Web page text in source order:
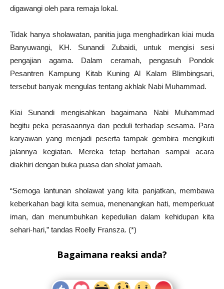
digawangi oleh para remaja lokal.
Tidak hanya sholawatan, panitia juga menghadirkan kiai muda
Banyuwangi, KH. Sunandi Zubaidi, untuk mengisi sesi
pengajian agama. Dalam ceramah, pengasuh Pondok
Pesantren Kampung Kitab Kuning Al Kalam Blimbingsari,
tersebut banyak mengulas tentang akhlak Nabi Muhammad.
Kiai Sunandi mengisahkan bagaimana Nabi Muhammad
begitu peka perasaannya dan peduli terhadap sesama. Para
karyawan yang menjadi peserta tampak gembira mengikuti
jalannya kegiatan. Mereka tetap bertahan sampai acara
diakhiri dengan buka puasa dan sholat jamaah.
“Semoga lantunan sholawat yang kita panjatkan, membawa
keberkahan bagi kita semua, menenangkan hati, memperkuat
iman, dan menumbuhkan kepedulian dalam kehidupan kita
sehari-hari,” tandas Roelly Fransza. (*)
Bagaimana reaksi anda?